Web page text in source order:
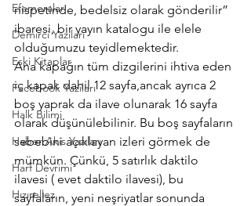
Efemeralar
Demirci Yazıları
Eski Kitaplar
Facebook Yazıları
Halk Bilimi
Haber Akis Yazıları
Harf Devrimi
Hızırellez
nispetinde, bedelsiz olarak gönderilir”
ibaresi, bir yayın katalogu ile elele
olduğumuzu teyidlemektedir.
Ana kapağın tüm dizgilerini ihtiva eden
iç kapak dahil 12 sayfa,ancak ayrıca 2
boş yaprak da ilave olunarak 16 sayfa
olarak düşünülebilinir. Bu boş sayfaların
sebebini açıklayan izleri görmek de
mümkün. Çünkü, 5 satırlık daktilo
ilavesi ( evet daktilo ilavesi), bu
sayfaların, yeni neşriyatlar sonunda